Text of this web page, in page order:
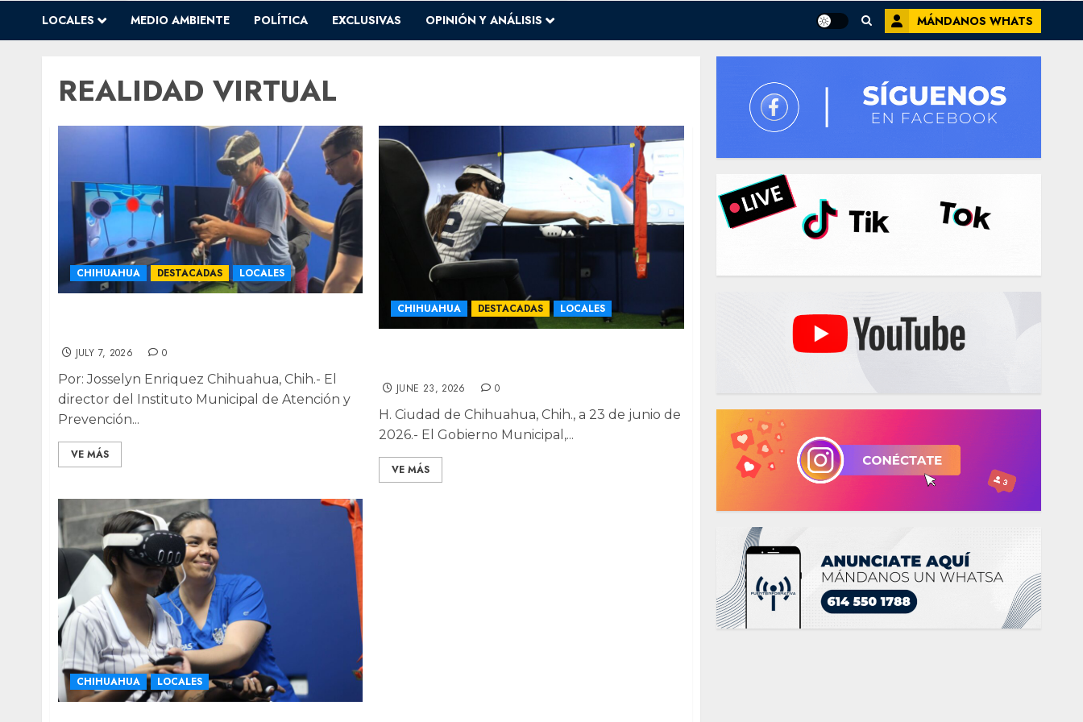
LOCALES MEDIO AMBIENTE POLÍTICA EXCLUSIVAS OPINIÓN Y ANÁLISIS MÁNDANOS WHATS
REALIDAD VIRTUAL
CHIHUAHUA DESTACADAS LOCALES
JULY 7, 2026 0
Por: Josselyn Enriquez Chihuahua, Chih.- El
director del Instituto Municipal de Atención y
Prevención...
VE MÁS
CHIHUAHUA DESTACADAS LOCALES
JUNE 23, 2026 0
H. Ciudad de Chihuahua, Chih., a 23 de junio de
2026.- El Gobierno Municipal,...
VE MÁS
CHIHUAHUA LOCALES